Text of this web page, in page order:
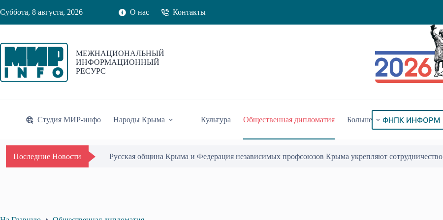
к
Суббота, 8 августа, 2026 О нас Контакты
МЕЖНАЦИОНАЛЬНЫЙ
ИНФОРМАЦИОННЫЙ
РЕСУРС
Студия МИР-инфо Народы Крыма Культура Общественная дипломатия Больше ФНПК ИНФОРМ
Последние Новости Русская община Крыма и Федерация независимых профсоюзов Крыма укрепляют сотрудничество